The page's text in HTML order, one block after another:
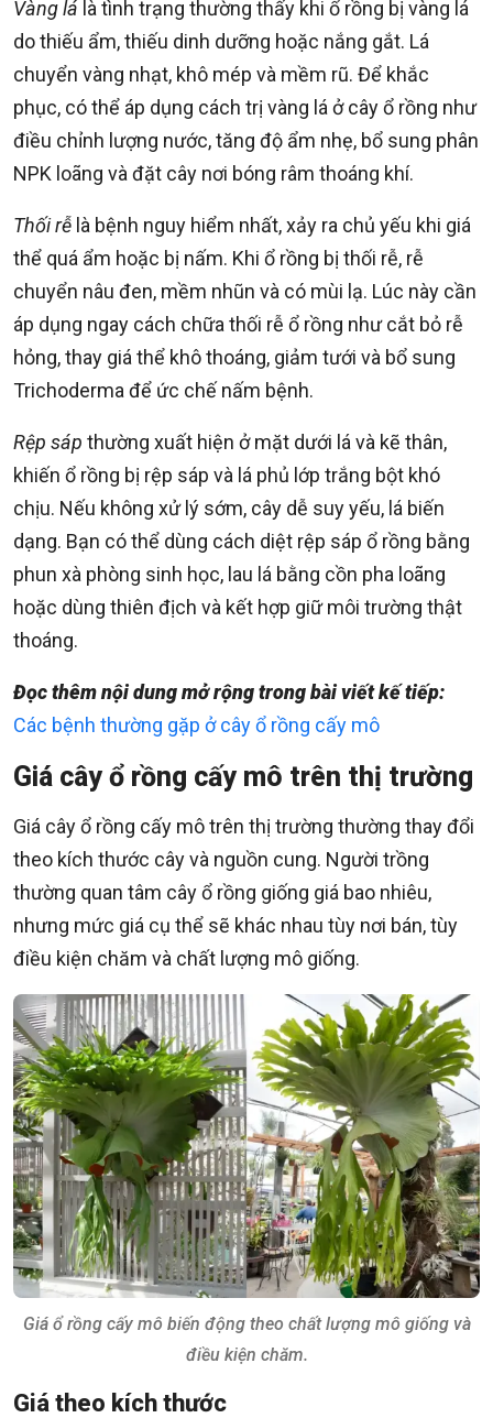
Vàng lá là tình trạng thường thấy khi ổ rồng bị vàng lá
do thiếu ẩm, thiếu dinh dưỡng hoặc nắng gắt. Lá
chuyển vàng nhạt, khô mép và mềm rũ. Để khắc
phục, có thể áp dụng cách trị vàng lá ở cây ổ rồng như
điều chỉnh lượng nước, tăng độ ẩm nhẹ, bổ sung phân
NPK loãng và đặt cây nơi bóng râm thoáng khí.
Thối rễ là bệnh nguy hiểm nhất, xảy ra chủ yếu khi giá
thể quá ẩm hoặc bị nấm. Khi ổ rồng bị thối rễ, rễ
chuyển nâu đen, mềm nhũn và có mùi lạ. Lúc này cần
áp dụng ngay cách chữa thối rễ ổ rồng như cắt bỏ rễ
hỏng, thay giá thể khô thoáng, giảm tưới và bổ sung
Trichoderma để ức chế nấm bệnh.
Rệp sáp thường xuất hiện ở mặt dưới lá và kẽ thân,
khiến ổ rồng bị rệp sáp và lá phủ lớp trắng bột khó
chịu. Nếu không xử lý sớm, cây dễ suy yếu, lá biến
dạng. Bạn có thể dùng cách diệt rệp sáp ổ rồng bằng
phun xà phòng sinh học, lau lá bằng cồn pha loãng
hoặc dùng thiên địch và kết hợp giữ môi trường thật
thoáng.
Đọc thêm nội dung mở rộng trong bài viết kế tiếp:
Các bệnh thường gặp ở cây ổ rồng cấy mô
Giá cây ổ rồng cấy mô trên thị trường
Giá cây ổ rồng cấy mô trên thị trường thường thay đổi
theo kích thước cây và nguồn cung. Người trồng
thường quan tâm cây ổ rồng giống giá bao nhiêu,
nhưng mức giá cụ thể sẽ khác nhau tùy nơi bán, tùy
điều kiện chăm và chất lượng mô giống.
Giá ổ rồng cấy mô biến động theo chất lượng mô giống và
điều kiện chăm.
Giá theo kích thước